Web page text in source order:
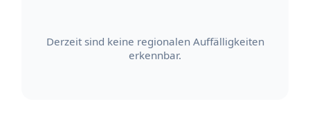
Derzeit sind keine regionalen Auffälligkeiten
erkennbar.